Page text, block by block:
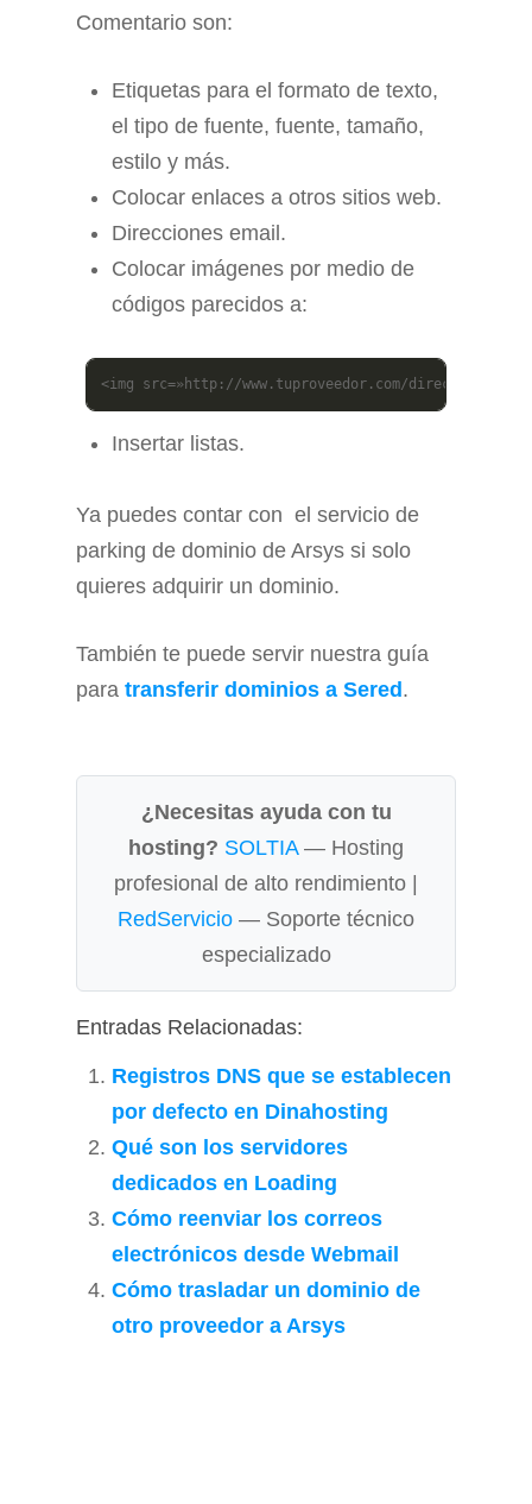
Comentario son:
Etiquetas para el formato de texto,
el tipo de fuente, fuente, tamaño,
estilo y más.
Colocar enlaces a otros sitios web.
Direcciones email.
Colocar imágenes por medio de
códigos parecidos a:
<img src=»http://www.tuproveedor.com/directorio/
Insertar listas.
Ya puedes contar con el servicio de
parking de dominio de Arsys si solo
quieres adquirir un dominio.
También te puede servir nuestra guía
para transferir dominios a Sered.
¿Necesitas ayuda con tu
hosting? SOLTIA— Hosting
profesional de alto rendimiento |
RedServicio — Soporte técnico
especializado
Entradas Relacionadas:
Registros DNS que se establecen
por defecto en Dinahosting
Qué son los servidores
dedicados en Loading
Cómo reenviar los correos
electrónicos desde Webmail
Cómo trasladar un dominio de
otro proveedor a Arsys